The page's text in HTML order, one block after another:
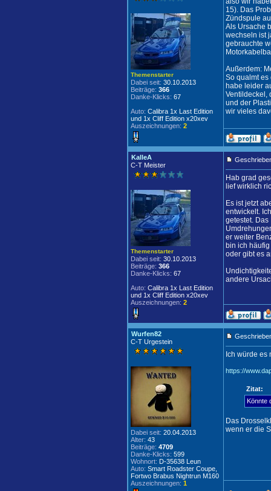
Themenstarter
Dabei seit: 30.10.2013
Beiträge: 366
Danke-Klicks: 67
Auto: Calibra 1x Last Edition
und 1x Cliff Edition x20xev
Auszeichnungen: 2
15). Das
Zündspule
Als Ursache
wechseln ist
gebrauchte
Außerdem:
So qualmt
habe leider
Ventildeckel,
und der
wir vieles
KalleA
C-T Meister
Themenstarter
Dabei seit: 30.10.2013
Beiträge: 366
Danke-Klicks: 67
Auto: Calibra 1x Last Edition
und 1x Cliff Edition x20xev
Auszeichnungen: 2
Hab grad
lief wirklich
Es ist jetzt
entwickelt.
getestet.
er weiter
bin ich
oder gibt es
andere
Wurfen82
C-T Urgestein
Dabei seit: 20.04.2013
Alter: 43
Beiträge: 4709
Danke-Klicks: 599
Wohnort: D-35638 Leun
Auto: Smart Roadster Coupe,
Fortwo Brabus Nightrun M160
Auszeichnungen: 1
Ich würde es
https://
Zitat:
Könnte
Das
wenn er die